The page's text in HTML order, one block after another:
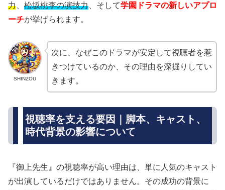
力
松坂桃李の演技力 、そして学園ドラマの新しいアプロ
ーチが挙げられます。
SHINZOU
次に、なぜこのドラマが安定して視聴者を惹
きつけているのか、その理由を深掘りしてい
きます。
視聴率を支える要因｜脚本、キャスト、
時代背景の影響について
『御上先生』の視聴率が高い理由は、単に人気のキャスト
が出演しているだけではありません。その成功の背景に